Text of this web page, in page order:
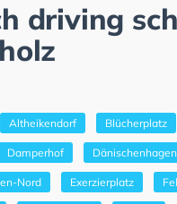
driving
Altheikendorf Blücherplatz
Damperhof Dänischenhagen
Nord Exerzierplatz